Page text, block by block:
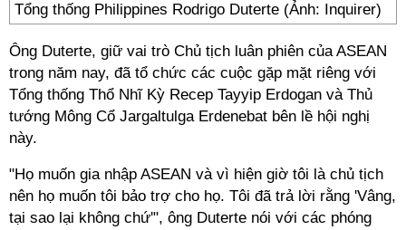
Tổng thống Philippines Rodrigo Duterte (Ảnh: Inquirer)
Ông Duterte, giữ vai trò Chủ tịch luân phiên của ASEAN
trong năm nay, đã tổ chức các cuộc gặp mặt riêng với
Tổng thống Thổ Nhĩ Kỳ Recep Tayyip Erdogan và Thủ
tướng Mông Cổ Jargaltulga Erdenebat bên lề hội nghị
này.
"Họ muốn gia nhập ASEAN và vì hiện giờ tôi là chủ tịch
nên họ muốn tôi bảo trợ cho họ. Tôi đã trả lời rằng 'Vâng,
tại sao lại không chứ'", ông Duterte nói với các phóng